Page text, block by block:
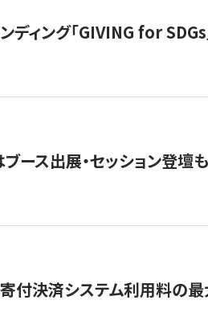
ディング「GIVING for
ース出展・セッション登壇
付決済システム利用料の